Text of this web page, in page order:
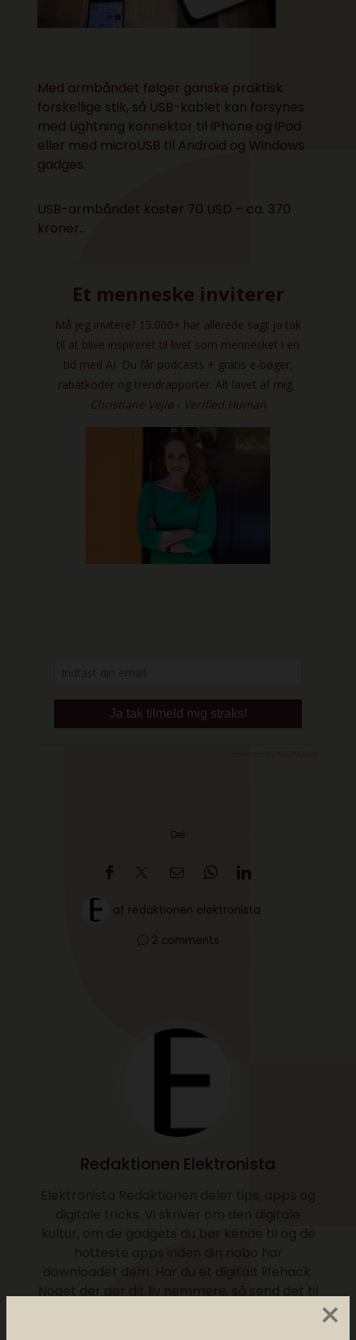
×
Med armbåndet følger ganske praktisk
forskellige stik, så USB-kablet kan forsynes
med Lightning konnektor til iPhone og iPad
eller med microUSB til Android og Windows
gadges.
USB-armbåndet koster 70 USD – ca. 370
kroner…
Del
af redaktionen elektronista
2 comments
Redaktionen Elektronista